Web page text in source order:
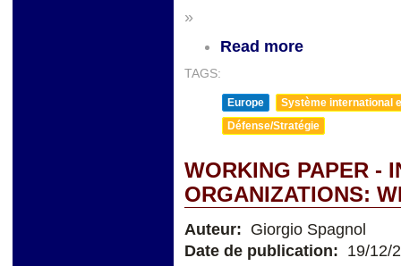
»
Read more
TAGS:
Europe
Système international
Défense/Stratégie
WORKING PAPER -
ORGANIZATIONS:
Auteur: Giorgio Spagnol
Date de publication: 19/12/